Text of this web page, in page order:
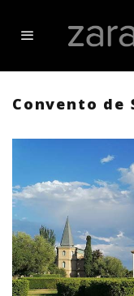
Convento de